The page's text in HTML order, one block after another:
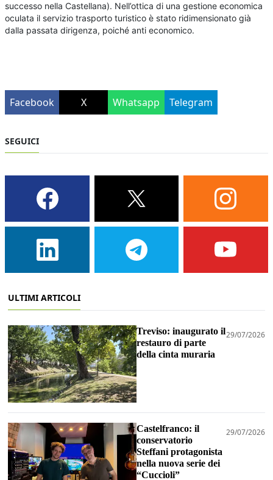
successo nella Castellana). Nell’ottica di una gestione economica
oculata il servizio trasporto turistico è stato ridimensionato già
dalla passata dirigenza, poiché anti economico.
Facebook X Whatsapp Telegram
SEGUICI
ULTIMI ARTICOLI
Treviso: inaugurato il
restauro di parte
della cinta muraria
29/07/2026
Castelfranco: il
conservatorio
Steffani protagonista
nella nuova serie dei
“Cuccioli”
29/07/2026